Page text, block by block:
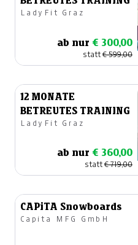
LadyFit Graz
ab nur € 300,00
statt€ 599,00
12 MONATE
BETREUTES TRAINING
LadyFit Graz
ab nur € 360,00
statt€ 719,00
CAPiTA Snowboards
Capita MFG GmbH